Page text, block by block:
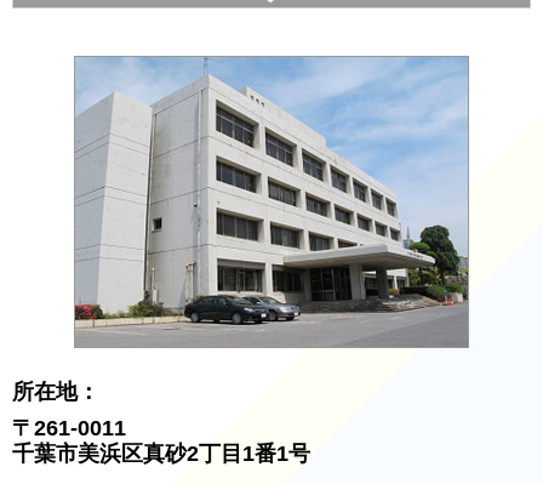
所在地：
〒261-0011
千葉市美浜区真砂2丁目1番1号